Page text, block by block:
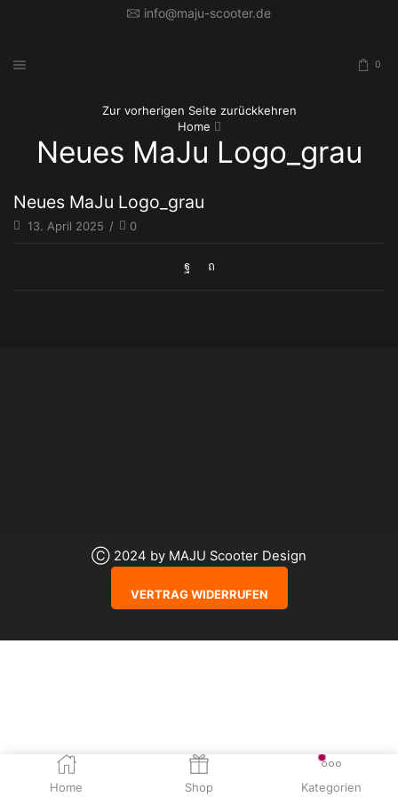
info@maju-scooter.de
0
Zur vorherigen Seite zurückkehren
Home
Neues MaJu Logo_grau
Neues MaJu Logo_grau
13. April 2025 / 0
Ⓒ 2024 by MAJU Scooter Design
VERTRAG WIDERRUFEN
Home Shop Kategorien